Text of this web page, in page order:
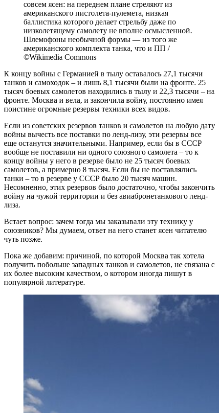
совсем ясен: на переднем плане стреляют из
американского пистолета-пулемета, низкая
баллистика которого делает стрельбу даже по
низколетящему самолету не вполне осмысленной.
Шлемофоны необычной формы — из того же
американского комплекта танка, что и ПП /
©Wikimedia Commons
К концу войны с Германией в тылу оставалось 27,1 тысячи
танков и самоходок – и лишь 8,1 тысячи были на фронте. 25
тысяч боевых самолетов находились в тылу и 22,3 тысячи – на
фронте. Москва и вела, и закончила войну, постоянно имея
поистине огромные резервы техники всех видов.
Если из советских резервов танков и самолетов на любую дату
войны вычесть все поставки по ленд-лизу, эти резервы все
еще останутся значительными. Например, если бы в СССР
вообще не поставили ни одного союзного самолета – то к
концу войны у него в резерве было не 25 тысяч боевых
самолетов, а примерно 8 тысяч. Если бы не поставлялись
танки – то в резерве у СССР было 20 тысяч машин.
Несомненно, этих резервов было достаточно, чтобы закончить
войну на чужой территории и без авиабронетанкового ленд-
лиза.
Встает вопрос: зачем тогда мы заказывали эту технику у
союзников? Мы думаем, ответ на него станет ясен читателю
чуть позже.
Пока же добавим: причиной, по которой Москва так хотела
получить побольше западных танков и самолетов, не связана с
их более высоким качеством, о котором иногда пишут в
популярной литературе.